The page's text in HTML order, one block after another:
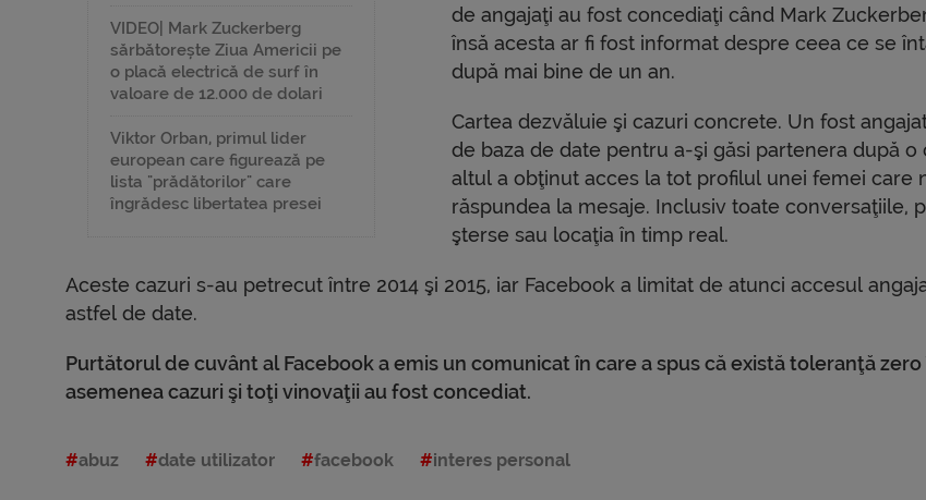
VIDEO| Mark Zuckerberg
sărbătorește Ziua Americii pe
o placă electrică de surf în
valoare de 12.000 de dolari
Viktor Orban, primul lider
european care figurează pe
lista "prădătorilor" care
îngrădesc libertatea presei
de angajaţi au fost concediaţi când Mark
însă acesta ar fi fost informat despre ceea ce se
după mai bine de un an.
Cartea dezvăluie şi cazuri concrete. Un fost
de baza de date pentru a-şi găsi partenera după o
altul a obţinut acces la tot profilul unei femei care
răspundea la mesaje. Inclusiv toate conversaţiile,
şterse sau locaţia în timp real.
Aceste cazuri s-au petrecut între 2014 şi 2015, iar Facebook a limitat de atunci accesul
astfel de date.
Purtătorul de cuvânt al Facebook a emis un comunicat în care a spus că există toleranţă zero
asemenea cazuri şi toţi vinovaţii au fost concediat.
abuz date utilizator facebook interes personal